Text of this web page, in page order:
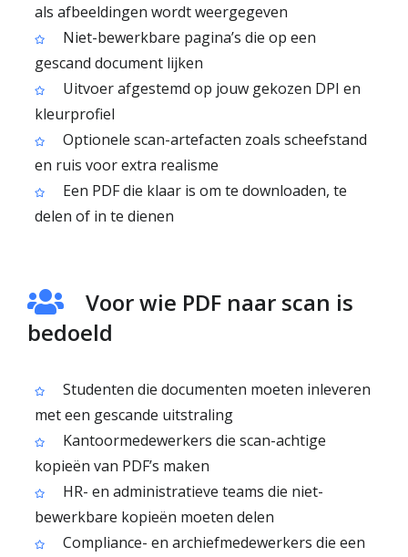
als afbeeldingen wordt weergegeven
Niet-bewerkbare pagina’s die op een
gescand document lijken
Uitvoer afgestemd op jouw gekozen DPI en
kleurprofiel
Optionele scan-artefacten zoals scheefstand
en ruis voor extra realisme
Een PDF die klaar is om te downloaden, te
delen of in te dienen
Voor wie PDF naar scan is
bedoeld
Studenten die documenten moeten inleveren
met een gescande uitstraling
Kantoormedewerkers die scan-achtige
kopieën van PDF’s maken
HR- en administratieve teams die niet-
bewerkbare kopieën moeten delen
Compliance- en archiefmedewerkers die een